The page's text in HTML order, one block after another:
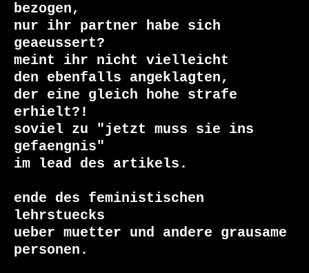
bezogen,
nur ihr partner habe sich
geaeussert?
meint ihr nicht vielleicht
den ebenfalls angeklagten,
der eine gleich hohe strafe
erhielt?!
soviel zu "jetzt muss sie ins
gefaengnis"
im lead des artikels.
ende des feministischen
lehrstuecks
ueber muetter und andere grausame
personen.